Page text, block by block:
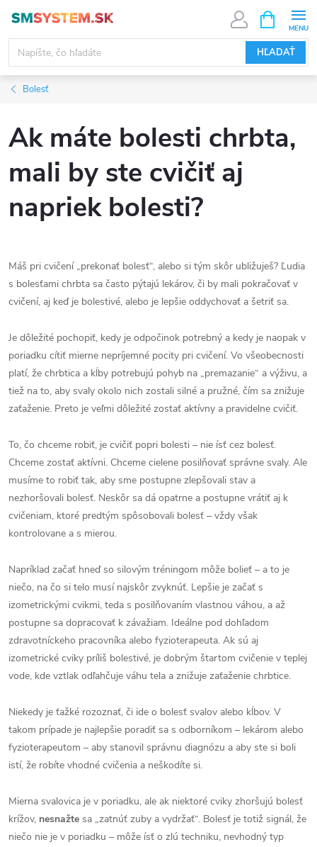
obsah
HĽADAŤ
KOŠÍK
Bolesť
Ak máte bolesti chrbta,
mali by ste cvičiť aj
napriek bolesti?
Máš pri cvičení „prekonať bolesť“, alebo si tým skôr ubližuješ? Ľudia
s bolesťami chrbta sa často pýtajú lekárov, či by mali pokračovať v
cvičení, aj keď je bolestivé, alebo je lepšie oddychovať a šetriť sa.
Je dôležité pochopiť, kedy je odpočinok potrebný a kedy je naopak v
poriadku cítiť mierne nepríjemné pocity pri cvičení. Vo všeobecnosti
platí, že chrbtica a kĺby potrebujú pohyb na „premazanie“ a výživu, a
tiež na to, aby svaly okolo nich zostali silné a pružné, čím sa znižuje
zaťaženie. Preto je veľmi dôležité zostať aktívny a pravidelne cvičiť.
To, čo chceme robiť, je cvičiť popri bolesti – nie ísť cez bolesť.
Chceme zostať aktívni. Chceme cielene posilňovať správne svaly. Ale
musíme to robiť tak, aby sme postupne zlepšovali stav a
nezhoršovali bolesť. Neskôr sa dá opatrne a postupne vrátiť aj k
cvičeniam, ktoré predtým spôsobovali bolesť – vždy však
kontrolovane a s mierou.
Napríklad začať hneď so silovým tréningom môže bolieť – a to je
niečo, na čo si telo musí najskôr zvyknúť. Lepšie je začať s
izometrickými cvikmi, teda s posilňovaním vlastnou váhou, a až
postupne sa dopracovať k závažiam. Ideálne pod dohľadom
zdravotníckeho pracovníka alebo fyzioterapeuta. Ak sú aj
izometrické cviky príliš bolestivé, je dobrým štartom cvičenie v teplej
vode, kde vztlak odľahčuje váhu tela a znižuje zaťaženie chrbtice.
Niekedy je ťažké rozoznať, či ide o bolesť svalov alebo kĺbov. V
takom prípade je najlepšie poradiť sa s odborníkom – lekárom alebo
fyzioterapeutom – aby stanovil správnu diagnózu a aby ste si boli
istí, že robíte vhodné cvičenia a neškodíte si.
Mierna svalovica je v poriadku, ale ak niektoré cviky zhoršujú bolesť
krížov, nesnažte sa „zatnúť zuby a vydržať“. Bolesť je totiž signál, že
niečo nie je v poriadku – môže ísť o zlú techniku, nevhodný typ